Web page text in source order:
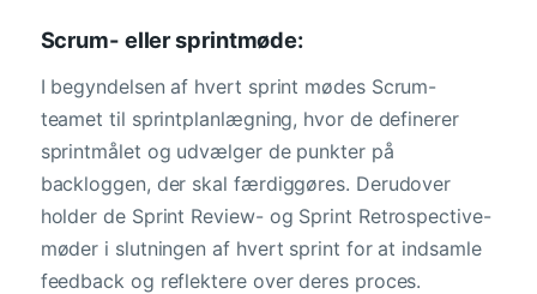
Scrum- eller sprintmøde:
I begyndelsen af hvert sprint mødes Scrum-
teamet til sprintplanlægning, hvor de definerer
sprintmålet og udvælger de punkter på
backloggen, der skal færdiggøres. Derudover
holder de Sprint Review- og Sprint Retrospective-
møder i slutningen af hvert sprint for at indsamle
feedback og reflektere over deres proces.